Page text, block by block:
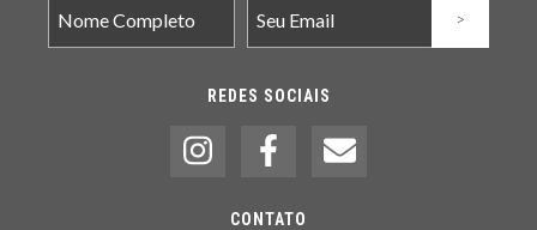
REDES SOCIAIS
CONTATO